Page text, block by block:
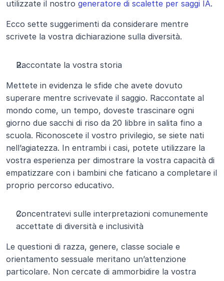
utilizzate il nostro generatore di scalette per saggi IA.
Ecco sette suggerimenti da considerare mentre
scrivete la vostra dichiarazione sulla diversità.
Raccontate la vostra storia
Mettete in evidenza le sfide che avete dovuto
superare mentre scrivevate il saggio. Raccontate al
mondo come, un tempo, doveste trascinare ogni
giorno due sacchi di riso da 20 libbre in salita fino a
scuola. Riconoscete il vostro privilegio, se siete nati
nell’agiatezza. In entrambi i casi, potete utilizzare la
vostra esperienza per dimostrare la vostra capacità di
empatizzare con i bambini che faticano a completare il
proprio percorso educativo.
Concentratevi sulle interpretazioni comunemente
accettate di diversità e inclusività
Le questioni di razza, genere, classe sociale e
orientamento sessuale meritano un’attenzione
particolare. Non cercate di ammorbidire la vostra